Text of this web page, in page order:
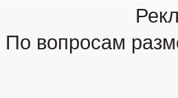
По вопросам